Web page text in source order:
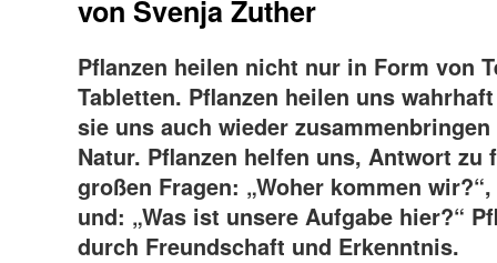
von Svenja Zuther
Pflanzen heilen nicht nur in Form von
Tabletten. Pflanzen heilen uns
sie uns auch wieder
Natur. Pflanzen helfen uns, Antwort zu
großen Fragen: „Woher kommen
und: „Was ist unsere Aufgabe hier?“
durch Freundschaft und Erkenntnis.